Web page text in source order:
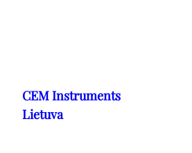
turinio
CEM Instruments
Lietuva